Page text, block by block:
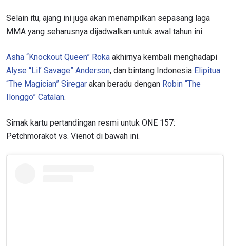
Selain itu, ajang ini juga akan menampilkan sepasang laga
MMA yang seharusnya dijadwalkan untuk awal tahun ini.
Asha “Knockout Queen” Roka akhirnya kembali menghadapi
Alyse “Lil’ Savage” Anderson, dan bintang Indonesia Elipitua
“The Magician” Siregar akan beradu dengan Robin “The
Ilonggo” Catalan.
Simak kartu pertandingan resmi untuk ONE 157:
Petchmorakot vs. Vienot di bawah ini.